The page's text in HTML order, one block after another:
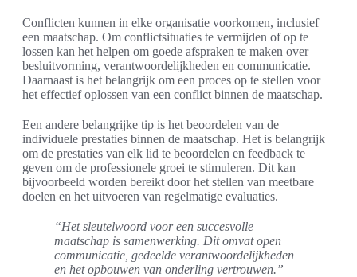
Conflicten kunnen in elke organisatie voorkomen, inclusief
een maatschap. Om conflictsituaties te vermijden of op te
lossen kan het helpen om goede afspraken te maken over
besluitvorming, verantwoordelijkheden en communicatie.
Daarnaast is het belangrijk om een proces op te stellen voor
het effectief oplossen van een conflict binnen de maatschap.
Een andere belangrijke tip is het beoordelen van de
individuele prestaties binnen de maatschap. Het is belangrijk
om de prestaties van elk lid te beoordelen en feedback te
geven om de professionele groei te stimuleren. Dit kan
bijvoorbeeld worden bereikt door het stellen van meetbare
doelen en het uitvoeren van regelmatige evaluaties.
“Het sleutelwoord voor een succesvolle
maatschap is samenwerking. Dit omvat open
communicatie, gedeelde verantwoordelijkheden
en het opbouwen van onderling vertrouwen.”